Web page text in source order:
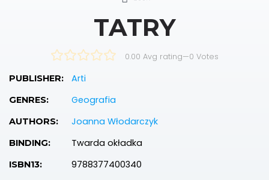
TATRY
0.00 Avg rating—0 Votes
PUBLISHER: Arti
GENRES: Geografia
AUTHORS: Joanna Włodarczyk
BINDING: Twarda okładka
ISBN13: 9788377400340